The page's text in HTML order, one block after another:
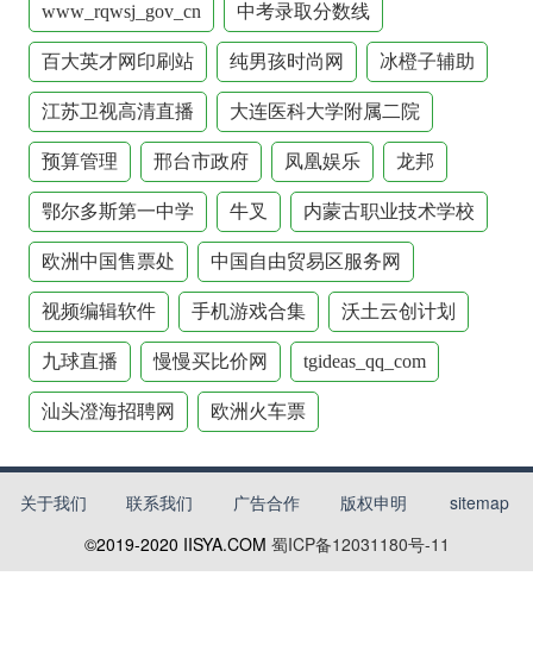
www_rqwsj_gov_cn 中考录取分数线
百大英才网印刷站 纯男孩时尚网 冰橙子辅助
江苏卫视高清直播 大连医科大学附属二院
预算管理 邢台市政府 凤凰娱乐 龙邦
鄂尔多斯第一中学 牛叉 内蒙古职业技术学校
欧洲中国售票处 中国自由贸易区服务网
视频编辑软件 手机游戏合集 沃土云创计划
九球直播 慢慢买比价网 tgideas_qq_com
汕头澄海招聘网 欧洲火车票
关于我们 联系我们 广告合作 版权申明
sitemap
©2019-2020 IISYA.COM 蜀ICP备12031180号-11